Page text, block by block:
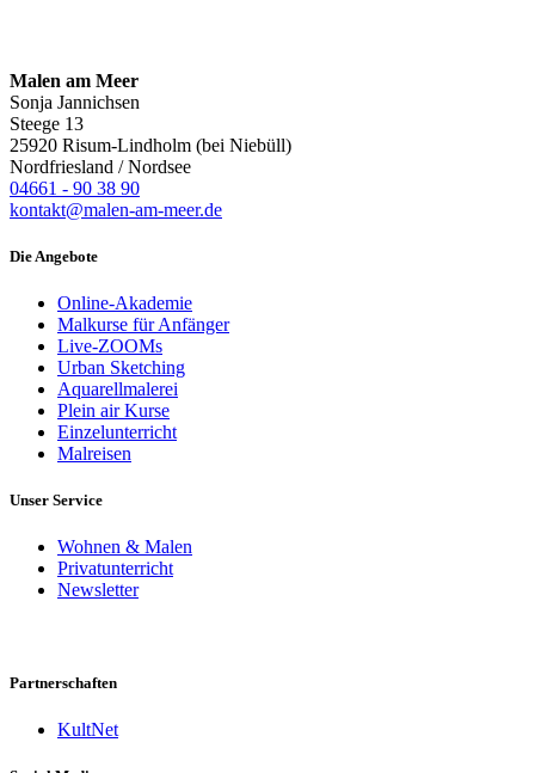
Malen am Meer
Sonja Jannichsen
Steege 13
25920 Risum-Lindholm (bei Niebüll)
Nordfriesland / Nordsee
04661 - 90 38 90
kontakt@malen-am-meer.de
Die Angebote
Online-Akademie
Malkurse für Anfänger
Live-ZOOMs
Urban Sketching
Aquarellmalerei
Plein air Kurse
Einzelunterricht
Malreisen
Unser Service
Wohnen & Malen
Privatunterricht
Newsletter
Partnerschaften
KultNet